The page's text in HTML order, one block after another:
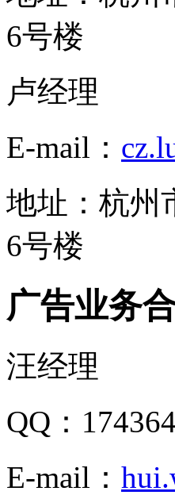
6号楼
卢经理
E-mail：
地址：杭州
6号楼
广告业务
汪经理
QQ：
E-mail：